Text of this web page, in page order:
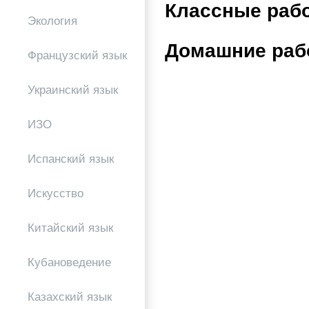
Экология
Французский язык
Украинский язык
ИЗО
Испанский язык
Искусство
Китайский язык
Кубановедение
Казахский язык
Классные
Домашние